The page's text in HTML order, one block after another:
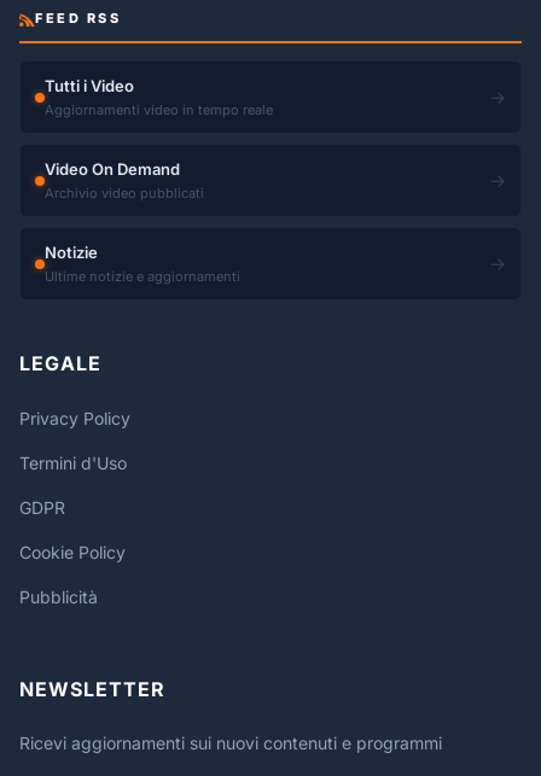
FEED RSS
Tutti i Video
Aggiornamenti video in tempo reale
→
Video On Demand
Archivio video pubblicati
→
Notizie
Ultime notizie e aggiornamenti
→
LEGALE
Privacy Policy
Termini d'Uso
GDPR
Cookie Policy
Pubblicità
NEWSLETTER
Ricevi aggiornamenti sui nuovi contenuti e programmi